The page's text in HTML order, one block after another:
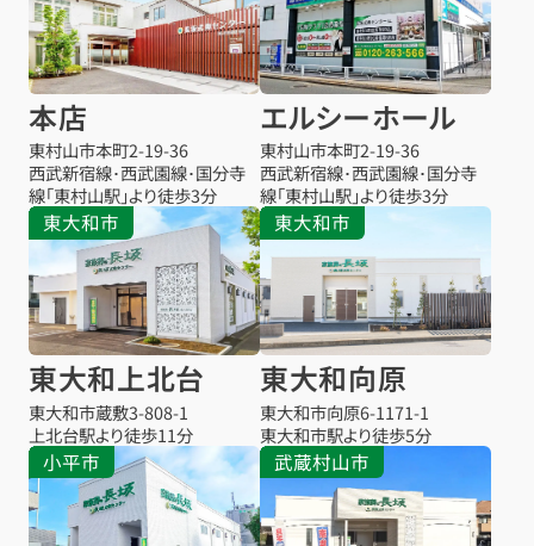
本店
東村山市本町2-19-36
西武新宿線･西武園線･国分寺
線「東村山駅」より徒歩3分
エルシーホール
東村山市本町2-19-36
西武新宿線･西武園線･国分寺
線「東村山駅」より徒歩3分
東大和市
東大和上北台
東大和市蔵敷3-808-1
上北台駅より徒歩11分
東大和市
東大和向原
東大和市向原6-1171-1
東大和市駅より徒歩5分
小平市 武蔵村山市